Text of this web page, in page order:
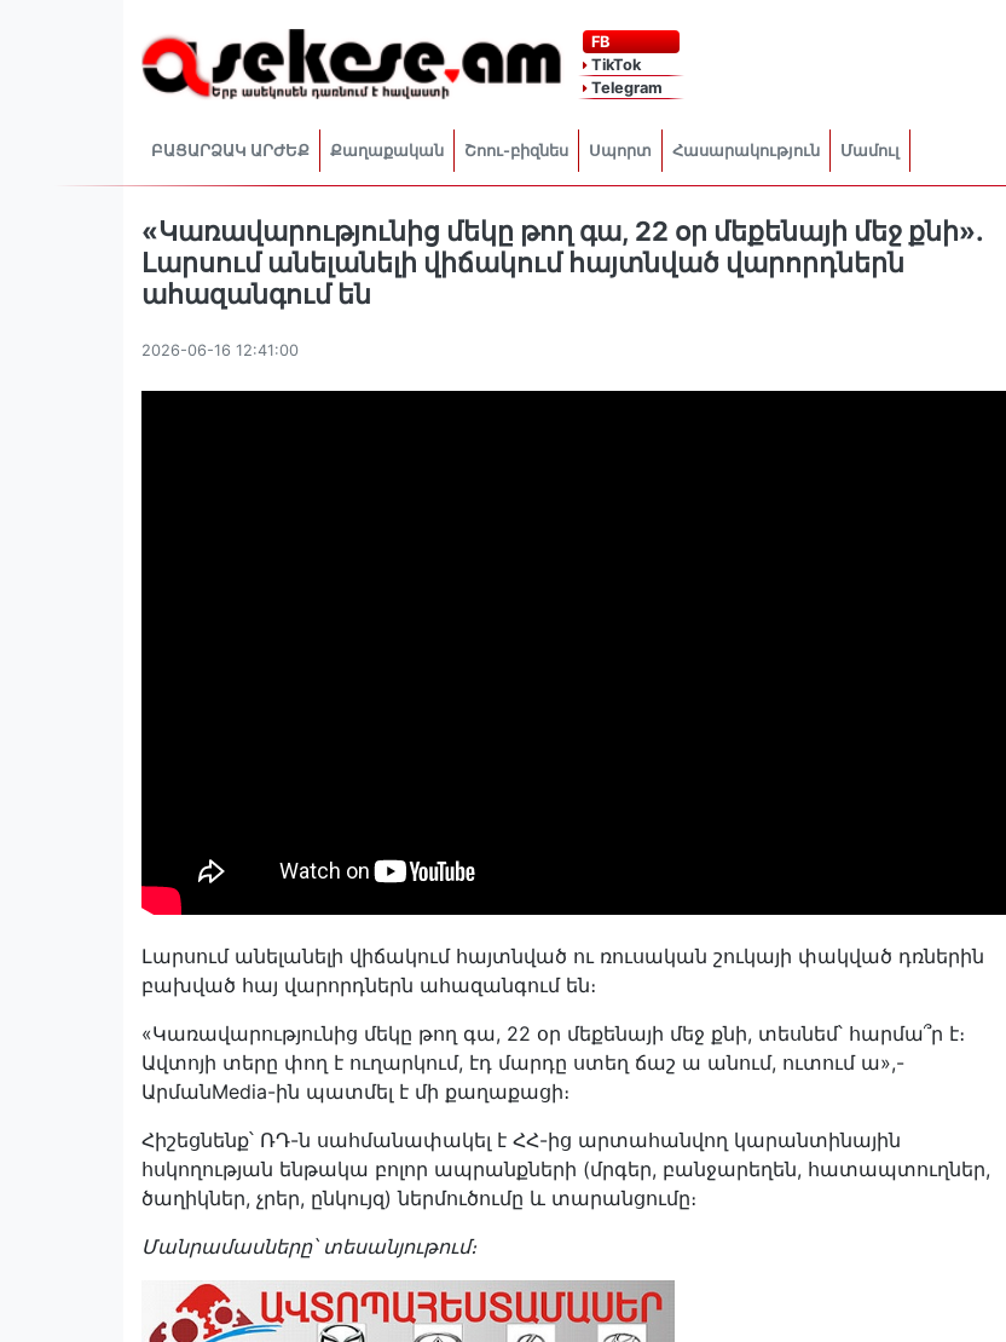
FB
TikTok
Telegram
ԲԱՑԱՐՁԱԿ ԱՐԺԵՔ Քաղաքական Շոու-բիզնես Սպորտ Հասարակություն Մամուլ
«Կառավարությունից մեկը թող գա, 22 օր մեքենայի մեջ քնի».
Լարսում անելանելի վիճակում հայտնված վարորդներն
ահազանգում են
2026-06-16 12:41:00
Լարսում անելանելի վիճակում հայտնված ու ռուսական շուկայի փակված դռներին
բախված հայ վարորդներն ահազանգում են։
«Կառավարությունից մեկը թող գա, 22 օր մեքենայի մեջ քնի, տեսնեմ՝ հարմա՞ր է։
Ավտոյի տերը փող է ուղարկում, էդ մարդը ստեղ ճաշ ա անում, ուտում ա»,-
ԱրմանMedia-ին պատմել է մի քաղաքացի։
Հիշեցնենք՝ ՌԴ-ն սահմանափակել է ՀՀ-ից արտահանվող կարանտինային
հսկողության ենթակա բոլոր ապրանքների (մրգեր, բանջարեղեն, հատապտուղներ,
ծաղիկներ, չրեր, ընկույզ) ներմուծումը և տարանցումը։
Մանրամասները՝ տեսանյութում։